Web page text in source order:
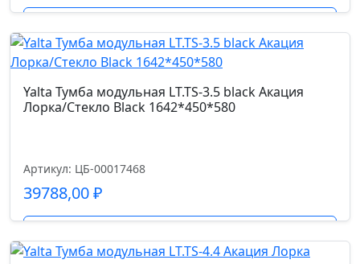
Yalta Тумба модульная LT.TS-3.5 black Акация
Лорка/Стекло Black 1642*450*580
Артикул: ЦБ-00017468
39788,00₽